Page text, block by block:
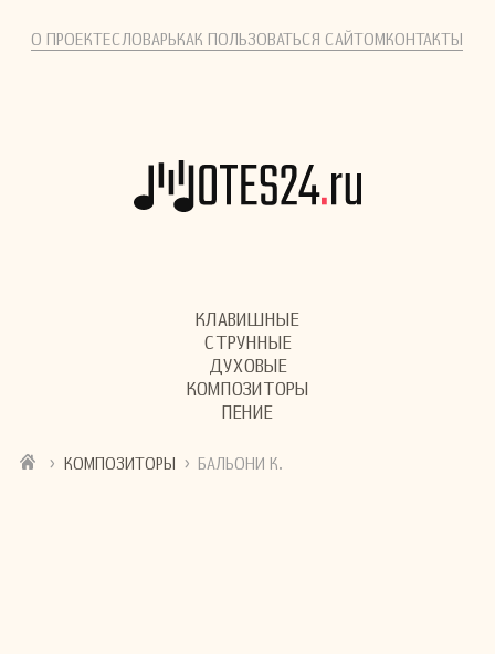
О ПРОЕКТЕСЛОВАРЬКАК ПОЛЬЗОВАТЬСЯ САЙТОМКОНТАКТЫ
КЛАВИШНЫЕ
СТРУННЫЕ
ДУХОВЫЕ
КОМПОЗИТОРЫ
ПЕНИЕ
› КОМПОЗИТОРЫ › БАЛЬОНИ К.